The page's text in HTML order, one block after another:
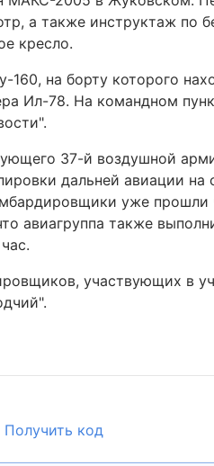
а также инструктаж по
кресло.
160, на борту которого
Ил-78. На командном
37-й воздушной
дальней авиации
уже прошли
авиагруппа также
участвующих в
Получить код